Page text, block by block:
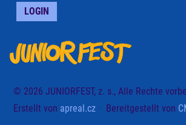
LOGIN
© 2026 JUNIORFEST, z. s., Alle Rechte
Erstellt von apreal.cz Bereitgestellt von